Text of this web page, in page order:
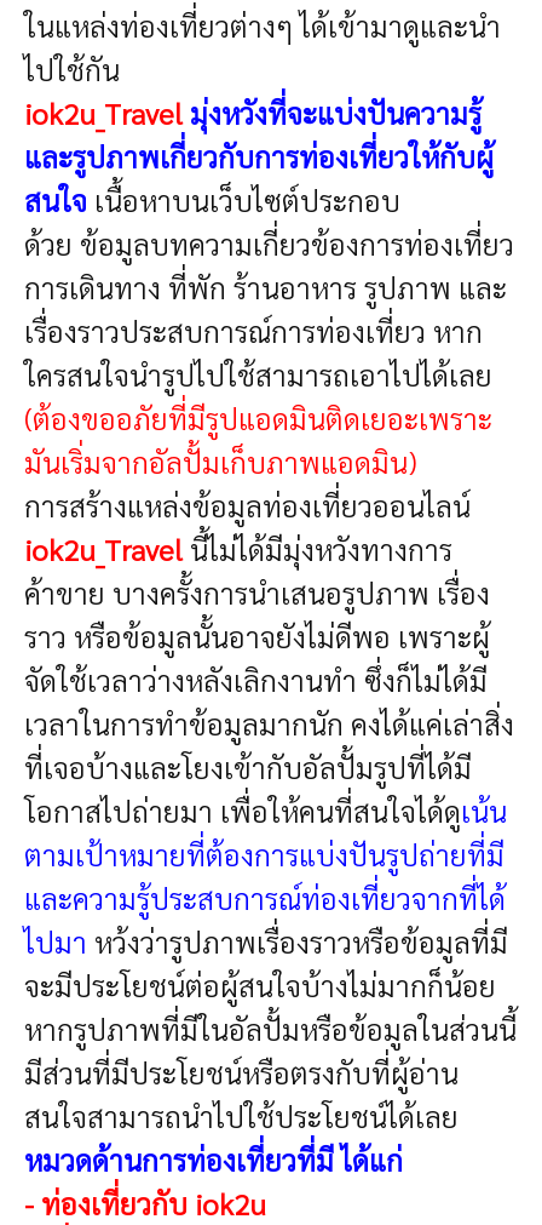
ในแหล่งท่องเที่ยวต่างๆ ได้เข้ามาดูและนำ
ไปใช้กัน
iok2u_Travel มุ่งหวังที่จะแบ่งปันความรู้
และรูปภาพเกี่ยวกับการท่องเที่ยวให้กับผู้
สนใจ เนื้อหาบนเว็บไซต์ประกอบ
ด้วย ข้อมูลบทความเกี่ยวข้องการท่องเที่ยว
การเดินทาง ที่พัก ร้านอาหาร รูปภาพ และ
เรื่องราวประสบการณ์การท่องเที่ยว หาก
ใครสนใจนำรูปไปใช้สามารถเอาไปได้เลย
(ต้องขออภัยที่มีรูปแอดมินติดเยอะเพราะ
มันเริ่มจากอัลปั้มเก็บภาพแอดมิน)
การสร้างแหล่งข้อมูลท่องเที่ยวออนไลน์
iok2u_Travel นี้ไม่ได้มีมุ่งหวังทางการ
ค้าขาย บางครั้งการนำเสนอรูปภาพ เรื่อง
ราว หรือข้อมูลนั้นอาจยังไม่ดีพอ เพราะผู้
จัดใช้เวลาว่างหลังเลิกงานทำ ซึ่งก็ไม่ได้มี
เวลาในการทำข้อมูลมากนัก คงได้แค่เล่าสิ่ง
ที่เจอบ้างและโยงเข้ากับอัลปั้มรูปที่ได้มี
โอกาสไปถ่ายมา เพื่อให้คนที่สนใจได้ดูเน้น
ตามเป้าหมายที่ต้องการแบ่งปันรูปถ่ายที่มี
และความรู้ประสบการณ์ท่องเที่ยวจากที่ได้
ไปมา หว้งว่ารูปภาพเรื่องราวหรือข้อมูลที่มี
จะมีประโยชน์ต่อผู้สนใจบ้างไม่มากก็น้อย
หากรูปภาพที่มีในอัลปั้มหรือข้อมูลในส่วนนี้
มีส่วนที่มีประโยชน์หรือตรงกับที่ผู้อ่าน
สนใจสามารถนำไปใช้ประโยชน์ได้เลย
หมวดด้านการท่องเที่ยวที่มีได้แก่
- ท่องเที่ยวกับ iok2u